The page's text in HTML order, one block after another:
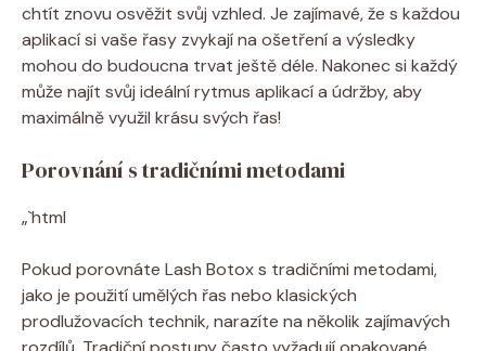
chtít znovu osvěžit svůj vzhled. Je zajímavé, že s každou
aplikací si vaše řasy zvykají na ošetření a výsledky
mohou do budoucna trvat ještě déle. Nakonec si každý
může najít svůj ideální rytmus aplikací a údržby, aby
maximálně využil krásu svých řas!
Porovnání s tradičními metodami
„`html
Pokud porovnáte Lash Botox s tradičními metodami,
jako je použití umělých řas nebo klasických
prodlužovacích technik, narazíte na několik zajímavých